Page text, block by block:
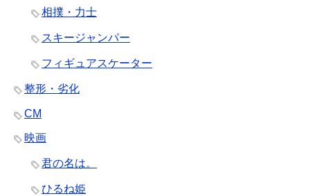
相撲・力士
スキージャンパー
フィギュアスケーター
整形・劣化
CM
映画
君の名は。
ひるね姫